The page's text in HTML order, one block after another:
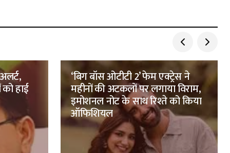
हाई
‘बिग बॉस ओटीटी 2’ फेम एक्ट्रेस ने
महीनों की अटकलों पर लगाया विराम,
इमोशनल नोट के साथ रिश्ते को किया
ऑफिशियल